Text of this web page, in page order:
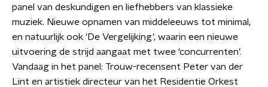
panel van deskundigen en liefhebbers van klassieke
muziek. Nieuwe opnamen van middeleeuws tot minimal,
en natuurlijk ook 'De Vergelijking', waarin een nieuwe
uitvoering de strijd aangaat met twee ‘concurrenten’.
Vandaag in het panel: Trouw-recensent Peter van der
Lint en artistiek directeur van het Residentie Orkest